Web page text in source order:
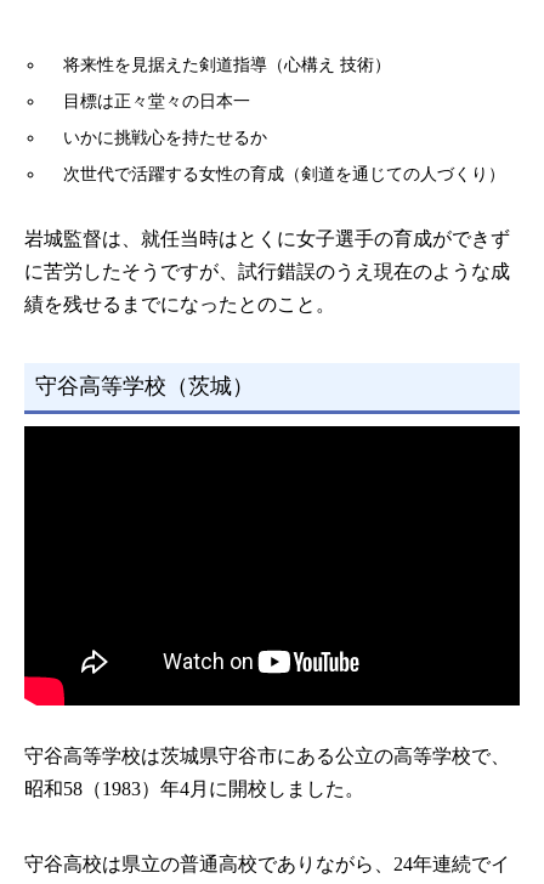
将来性を見据えた剣道指導（心構え 技術）
目標は正々堂々の日本一
いかに挑戦心を持たせるか
次世代で活躍する女性の育成（剣道を通じての人づくり）
岩城監督は、就任当時はとくに女子選手の育成ができず
に苦労したそうですが、試行錯誤のうえ現在のような成
績を残せるまでになったとのこと。
守谷高等学校（茨城）
守谷高等学校は茨城県守谷市にある公立の高等学校で、
昭和58（1983）年4月に開校しました。
守谷高校は県立の普通高校でありながら、24年連続でイ